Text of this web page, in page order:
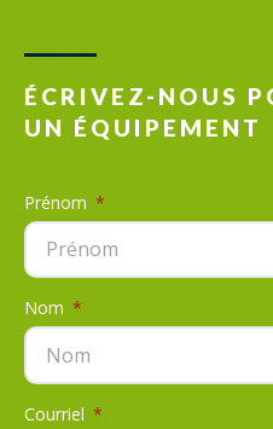
ÉCRIVEZ-NOUS
UN ÉQUIPEMENT
Prénom *
Nom *
Courriel *